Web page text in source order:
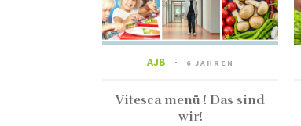
AJB 6 JAHREN
Vitesca menü ! Das sind
wir!